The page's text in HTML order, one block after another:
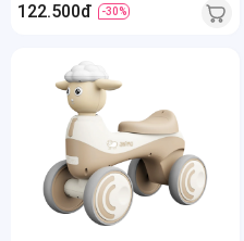
122.500đ -30%